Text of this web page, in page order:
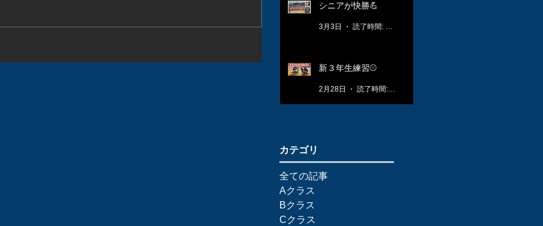
シニアが快勝💪
3月3日
新３年生練習⚾️
2月28日
​カテゴリ
全ての記事
Aクラス
Bクラス
Cクラス